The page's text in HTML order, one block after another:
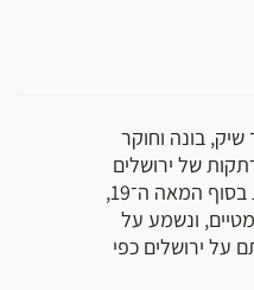
בונה וחוקר
של ירושלים
בתקופה הסוערת והקוסמופוליטית בסוף המאה ה־19,
ונשמע על
על ירושלים כפי